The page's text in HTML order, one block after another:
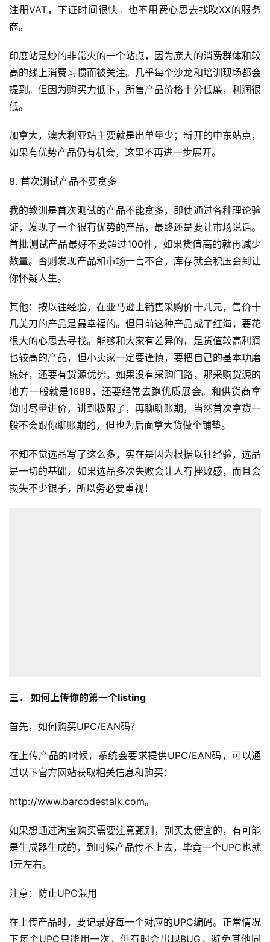
注册VAT，下证时间很快。也不用费心思去找吹XX的服务
商。
印度站是炒的非常火的一个站点，因为庞大的消费群体和较
高的线上消费习惯而被关注。几乎每个沙龙和培训现场都会
提到。但因为购买力低下，所售产品价格十分低廉，利润很
低。
加拿大，澳大利亚站主要就是出单量少；新开的中东站点，
如果有优势产品仍有机会，这里不再进一步展开。
8. 首次测试产品不要贪多
我的教训是首次测试的产品不能贪多，即使通过各种理论验
证，发现了一个很有优势的产品，最终还是要让市场说话。
首批测试产品最好不要超过100件，如果货值高的就再减少
数量。否则发现产品和市场一言不合，库存就会积压会到让
你怀疑人生。
其他：按以往经验，在亚马逊上销售采购价十几元，售价十
几美刀的产品是最幸福的。但目前这种产品成了红海，要花
很大的心思去寻找。能够和大家有差异的，是货值较高利润
也较高的产品，但小卖家一定要谨慎，要把自己的基本功磨
练好，还要有货源优势。如果没有采购门路，那采购货源的
地方一般就是1688，还要经常去跑优质展会。和供货商拿
货时尽量讲价，讲到极限了，再聊聊账期，当然首次拿货一
般不会跟你聊账期的，但也为后面拿大货做个铺垫。
不知不觉选品写了这么多，实在是因为根据以往经验，选品
是一切的基础，如果选品多次失败会让人有挫败感，而且会
损失不少银子，所以务必要重视！
三． 如何上传你的第一个listing
首先，如何购买UPC/EAN码？
在上传产品的时候，系统会要求提供UPC/EAN码，可以通
过以下官方网站获取相关信息和购买：
http://www.barcodestalk.com。
如果想通过淘宝购买需要注意甄别，别买太便宜的，有可能
是生成器生成的，到时候产品传不上去，毕竟一个UPC也就
1元左右。
注意：防止UPC混用
在上传产品时，要记录好每一个对应的UPC编码。正常情况
下每个UPC只能用一次，但有时会出现BUG，避免其他同